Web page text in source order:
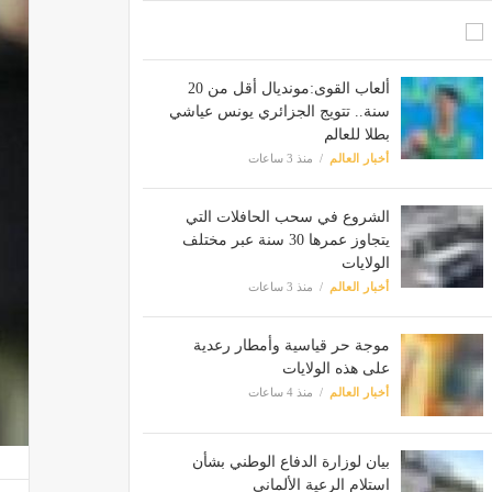
ألعاب القوى:مونديال أقل من 20
سنة.. تتويج الجزائري يونس عياشي
بطلا للعالم
أخبار العالم منذ 3 ساعات
الشروع في سحب الحافلات التي
يتجاوز عمرها 30 سنة عبر مختلف
الولايات
أخبار العالم منذ 3 ساعات
موجة حر قياسية وأمطار رعدية
على هذه الولايات
أخبار العالم منذ 4 ساعات
بيان لوزارة الدفاع الوطني بشأن
استلام الرعية الألماني